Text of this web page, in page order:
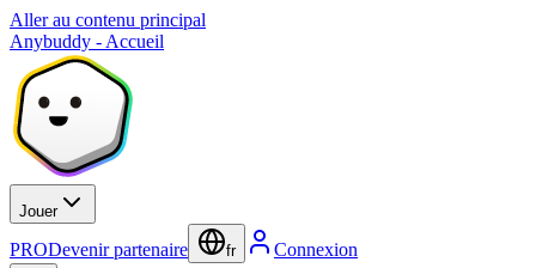
Aller au contenu principal
Anybuddy - Accueil
Jouer
PRODevenir partenaire fr Connexion